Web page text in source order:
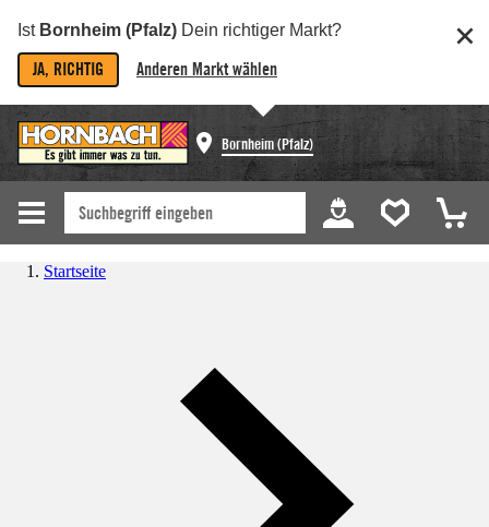
Ist Bornheim (Pfalz) Dein richtiger Markt?
JA, RICHTIG Anderen Markt wählen
Bornheim (Pfalz)
Startseite